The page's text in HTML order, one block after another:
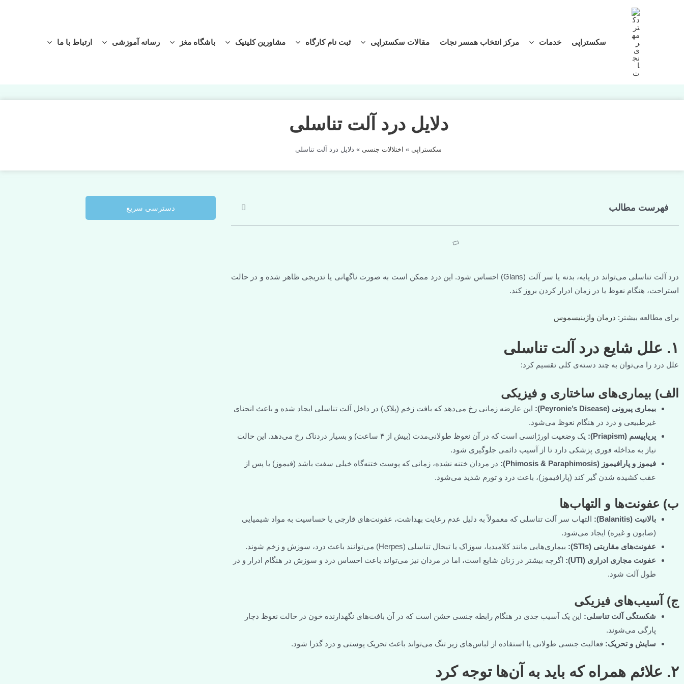
سکستراپی خدمات مرکز انتخاب همسر نجات مقالات سکستراپی ثبت نام کارگاه مشاورین کلینیک باشگاه مغز رسانه آموزشی ارتباط با ما
دلایل درد آلت تناسلی
سکستراپی » اختلالات جنسی » دلایل درد آلت تناسلی
فهرست مطالب
درد آلت تناسلی می‌تواند در پایه، بدنه یا سر آلت (Glans) احساس شود. این درد ممکن است به صورت ناگهانی یا تدریجی ظاهر شده و در حالت
استراحت، هنگام نعوظ یا در زمان ادرار کردن بروز کند.
برای مطالعه بیشتر: درمان واژینیسموس
۱. علل شایع درد آلت تناسلی
علل درد را می‌توان به چند دسته‌ی کلی تقسیم کرد:
الف) بیماری‌های ساختاری و فیزیکی
بیماری پیرونی (Peyronie’s Disease):
این عارضه زمانی رخ می‌دهد که بافت زخم (پلاک) در داخل آلت تناسلی ایجاد شده و باعث انحنای
غیرطبیعی و درد در هنگام نعوظ می‌شود.
پریاپیسم (Priapism):
یک وضعیت اورژانسی است که در آن نعوظ طولانی‌مدت (بیش از ۴ ساعت) و بسیار دردناک رخ می‌دهد. این حالت
نیاز به مداخله فوری پزشکی دارد تا از آسیب دائمی جلوگیری شود.
فیموز و پارافیموز (Phimosis & Paraphimosis):
در مردان ختنه نشده، زمانی که پوست ختنه‌گاه خیلی سفت باشد (فیموز) یا پس از
عقب کشیده شدن گیر کند (پارافیموز)، باعث درد و تورم شدید می‌شود.
ب) عفونت‌ها و التهاب‌ها
بالانیت (Balanitis):
التهاب سر آلت تناسلی که معمولاً به دلیل عدم رعایت بهداشت، عفونت‌های قارچی یا حساسیت به مواد شیمیایی
(صابون و غیره) ایجاد می‌شود.
عفونت‌های مقاربتی (STIs):
بیماری‌هایی مانند کلامیدیا، سوزاک یا تبخال تناسلی (Herpes) می‌توانند باعث درد، سوزش و زخم شوند.
عفونت مجاری ادراری (UTI):
اگرچه بیشتر در زنان شایع است، اما در مردان نیز می‌تواند باعث احساس درد و سوزش در هنگام ادرار و در
طول آلت شود.
ج) آسیب‌های فیزیکی
شکستگی آلت تناسلی: این یک آسیب جدی در هنگام رابطه جنسی خشن است که در آن بافت‌های نگهدارنده خون در حالت نعوظ دچار
پارگی می‌شوند.
سایش و تحریک: فعالیت جنسی طولانی یا استفاده از لباس‌های زیر تنگ می‌تواند باعث تحریک پوستی و درد گذرا شود.
۲. علائم همراه که باید به آن‌ها توجه کرد
دسترسی سریع